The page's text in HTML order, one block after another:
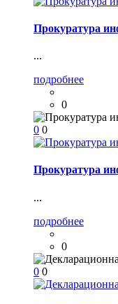
Прокуратура
...
подробнее
0
0 0
Прокуратура
...
подробнее
0
0 0